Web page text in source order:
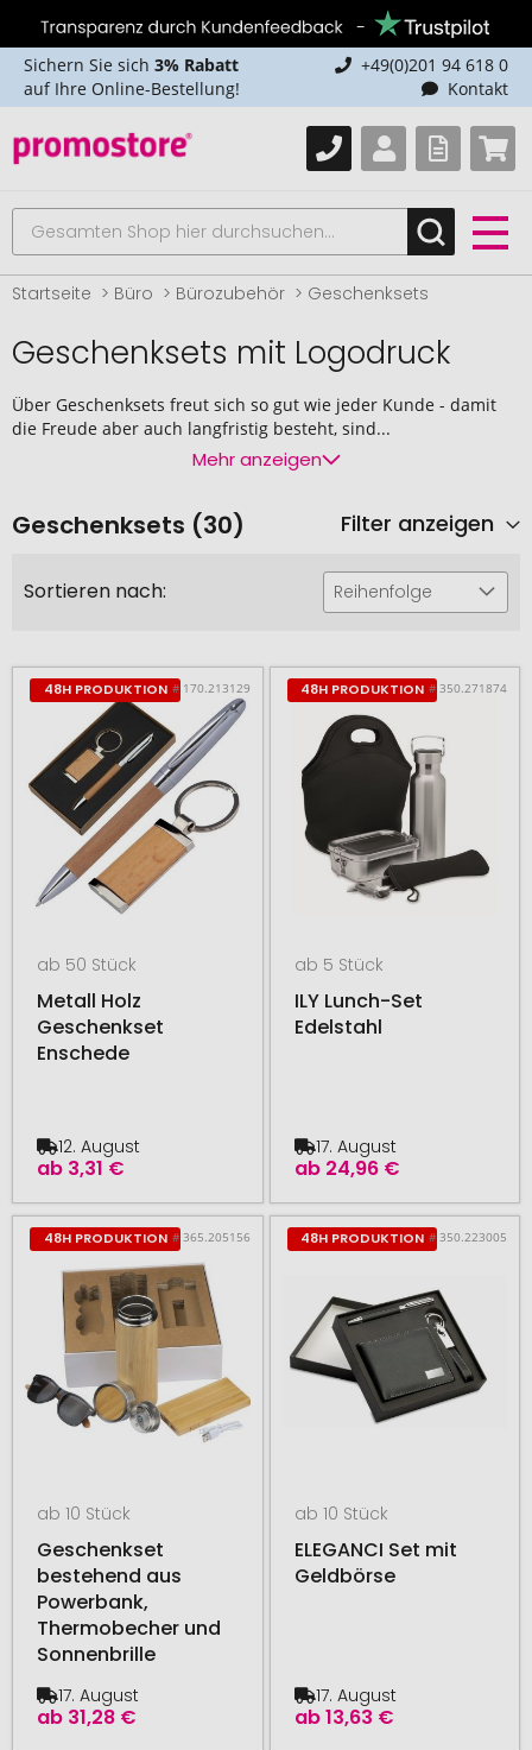
Sichern Sie sich 3% Rabatt
auf Ihre Online-Bestellung!
+49(0)201 94 618 0
Kontakt
Startseite Büro Bürozubehör Geschenksets
Geschenksets mit Logodruck
Über Geschenksets freut sich so gut wie jeder Kunde - damit
die Freude aber auch langfristig besteht, sind...
Mehr anzeigen
Geschenksets (30) Filter anzeigen
Sortieren nach: Reihenfolge
48H PRODUKTION # 170.213129
ab 50 Stück
Metall Holz
Geschenkset
Enschede
ab 3,31 €
12. August
48H PRODUKTION # 350.271874
ab 5 Stück
ILY Lunch-Set
Edelstahl
ab 24,96 €
17. August
48H PRODUKTION # 365.205156
ab 10 Stück
Geschenkset
bestehend aus
Powerbank,
Thermobecher und
Sonnenbrille
ab 31,28 €
17. August
48H PRODUKTION # 350.223005
ab 10 Stück
ELEGANCI Set mit
Geldbörse
ab13,63 €
17. August